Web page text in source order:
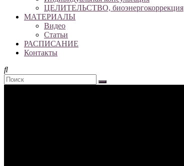
ЦЕЛИТЕЛЬСТВО, биоэнергокоррекция
МАТЕРИАЛЫ
Видео
Статьи
РАСПИСАНИЕ
Контакты